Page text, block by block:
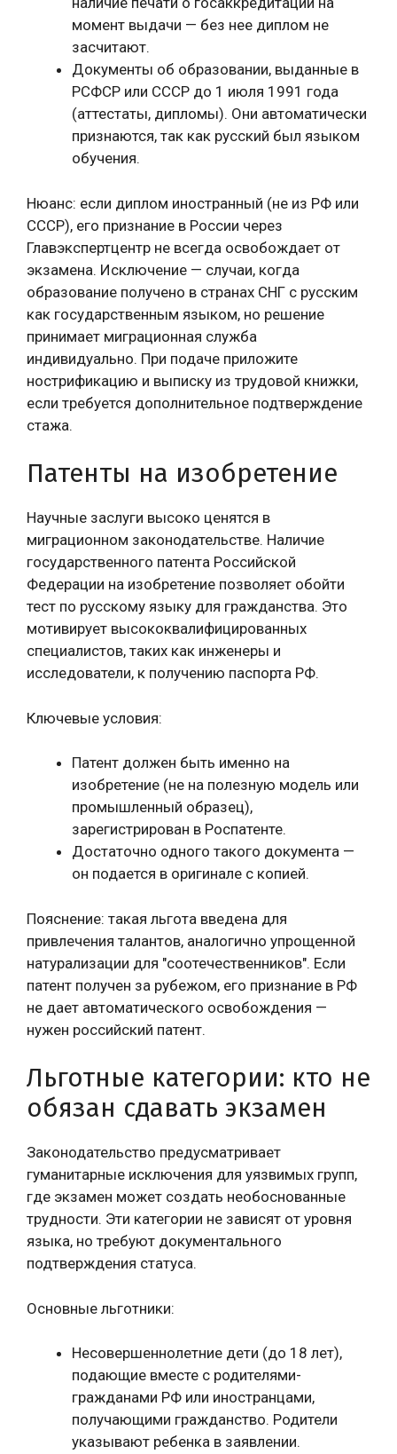
момент выдачи — без нее диплом не
засчитают.
Документы об образовании, выданные в
РСФСР или СССР до 1 июля 1991 года
(аттестаты, дипломы). Они автоматически
признаются, так как русский был языком
обучения.
Нюанс: если диплом иностранный (не из РФ или
СССР), его признание в России через
Главэкспертцентр не всегда освобождает от
экзамена. Исключение — случаи, когда
образование получено в странах СНГ с русским
как государственным языком, но решение
принимает миграционная служба
индивидуально. При подаче приложите
нострификацию и выписку из трудовой книжки,
если требуется дополнительное подтверждение
стажа.
Патенты на изобретение
Научные заслуги высоко ценятся в
миграционном законодательстве. Наличие
государственного патента Российской
Федерации на изобретение позволяет обойти
тест по русскому языку для гражданства. Это
мотивирует высококвалифицированных
специалистов, таких как инженеры и
исследователи, к получению паспорта РФ.
Ключевые условия:
Патент должен быть именно на
изобретение (не на полезную модель или
промышленный образец),
зарегистрирован в Роспатенте.
Достаточно одного такого документа —
он подается в оригинале с копией.
Пояснение: такая льгота введена для
привлечения талантов, аналогично упрощенной
натурализации для "соотечественников". Если
патент получен за рубежом, его признание в РФ
не дает автоматического освобождения —
нужен российский патент.
Льготные категории: кто не
обязан сдавать экзамен
Законодательство предусматривает
гуманитарные исключения для уязвимых групп,
где экзамен может создать необоснованные
трудности. Эти категории не зависят от уровня
языка, но требуют документального
подтверждения статуса.
Основные льготники:
Несовершеннолетние дети (до 18 лет),
подающие вместе с родителями-
гражданами РФ или иностранцами,
получающими гражданство. Родители
указывают ребенка в заявлении.